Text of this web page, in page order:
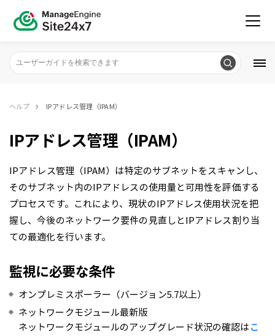
ヘルプ IPアドレス管理（IPAM）
IPアドレス管理（IPAM）
IPアドレス管理（IPAM）は特定のサブネットをスキャンし、
そのサブネット内のIPアドレスの使用量と可用性を評価する
プロセスです。これにより、現状のIPアドレス使用状況を把
握し、今後のネットワーク要件の見直しとIPアドレス割り当
ての最適化を行います。
監視に必要な条件
オンプレミスポーラー（バージョン5.7以上）
ネットワークモジュール最新版
ネットワークモジュールのアップグレード状況の確認はこ